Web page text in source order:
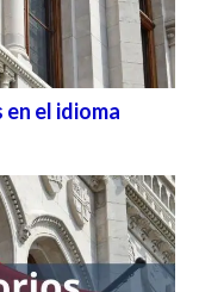
el idioma